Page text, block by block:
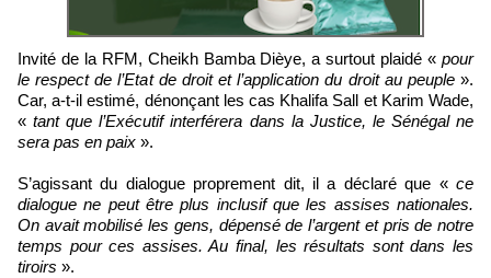
Invité de la RFM, Cheikh Bamba Dièye, a surtout plaidé « pour
le respect de l’Etat de droit et l’application du droit au peuple ».
Car, a-t-il estimé, dénonçant les cas Khalifa Sall et Karim Wade,
« tant que l’Exécutif interférera dans la Justice, le Sénégal ne
sera pas en paix ».
S’agissant du dialogue proprement dit, il a déclaré que « ce
dialogue ne peut être plus inclusif que les assises nationales.
On avait mobilisé les gens, dépensé de l’argent et pris de notre
temps pour ces assises. Au final, les résultats sont dans les
tiroirs ».